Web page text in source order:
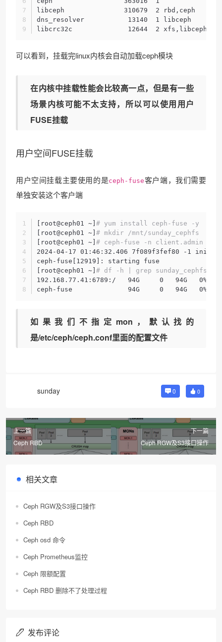
libceph               310679  2 rbd,ceph
dns_resolver           13140  1 libceph
libcrc32c              12644  2 xfs,libceph
可以看到，挂载完linux内核会自动加载ceph模块
在内核中挂载性能会比较高一点，但是有一些
场景内核可能不太支持，所以可以使用用户
FUSE挂载
用户空间FUSE挂载
用户空间挂载主要使用的是ceph-fuse客户端，我们需要
单独安装这个客户端
[root@ceph01 ~]# yum install ceph-fuse -y
[root@ceph01 ~]# mkdir /mnt/sunday_cephfs
[root@ceph01 ~]# ceph-fuse -n client.admin -m
2024-04-17 01:46:32.406 7f089f3fef80 -1 init,
ceph-fuse[12919]: starting fuse
[root@ceph01 ~]# df -h | grep sunday_cephfs
192.168.77.41:6789:/   94G     0   94G   0% /
ceph-fuse              94G     0   94G   0% /
如果我们不指定mon，默认找的
是/etc/ceph/ceph.conf里面的配置文件
sunday 0 0
上一篇
Ceph RBD
下一篇
Ceph RGW及S3接口操作
相关文章
Ceph RGW及S3接口操作
Ceph RBD
Ceph osd 命令
Ceph Prometheus监控
Ceph 限额配置
Ceph RBD 删除不了处理过程
发布评论